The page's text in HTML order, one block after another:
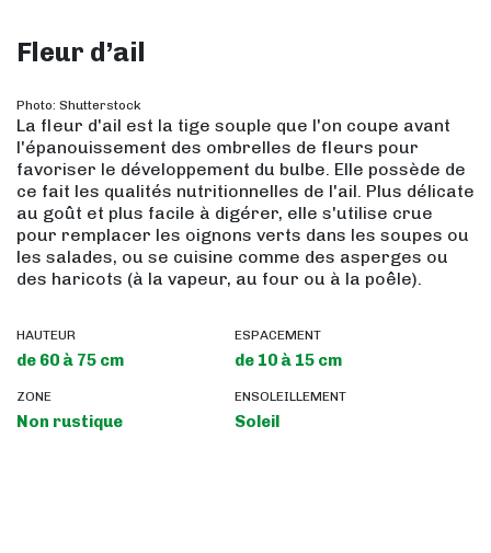
Fleur d’ail
Photo: Shutterstock
La fleur d'ail est la tige souple que l'on coupe avant
l'épanouissement des ombrelles de fleurs pour
favoriser le développement du bulbe. Elle possède de
ce fait les qualités nutritionnelles de l'ail. Plus délicate
au goût et plus facile à digérer, elle s'utilise crue
pour remplacer les oignons verts dans les soupes ou
les salades, ou se cuisine comme des asperges ou
des haricots (à la vapeur, au four ou à la poêle).
HAUTEUR
de 60 à 75 cm
ESPACEMENT
de 10 à 15 cm
ZONE
Non rustique
ENSOLEILLEMENT
Soleil